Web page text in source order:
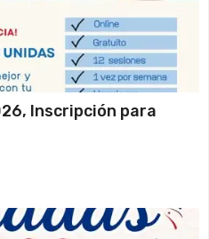
Inscripción para